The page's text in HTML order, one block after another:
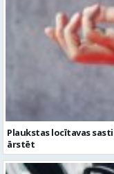
Plaukstas locītavas